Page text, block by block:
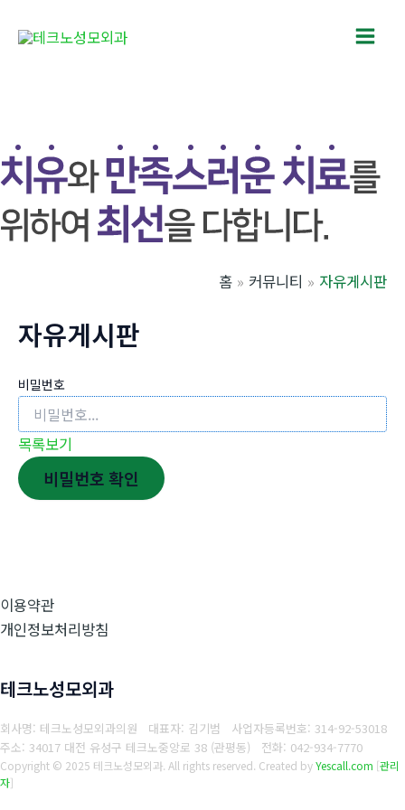
뛰
기
Main
홈 커뮤니티 자유게시판
자유게시판
비밀번호
목록보기
비밀번호 확인
이용약관
개인정보처리방침
테크노성모외과
회사명: 테크노성모외과의원 대표자: 김기범 사업자등록번호: 314-92-53018
주소: 34017 대전 유성구 테크노중앙로 38 (관평동) 전화: 042-934-7770
Copyright © 2025 테크노성모외과. All rights reserved. Created byYescall.com [관리
자]